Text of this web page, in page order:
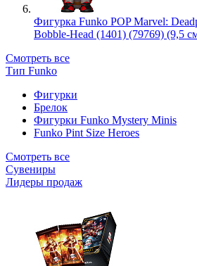
Фигурка Funko POP Marvel:
Bobble-Head (1401) (79769) (9,5
Смотреть все
Тип Funko
Фигурки
Брелок
Фигурки Funko Mystery Minis
Funko Pint Size Heroes
Смотреть все
Сувениры
Лидеры продаж